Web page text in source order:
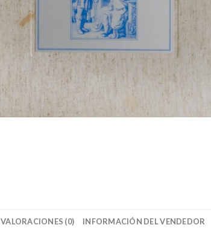
VALORACIONES (0) INFORMACIÓN DEL VENDEDOR